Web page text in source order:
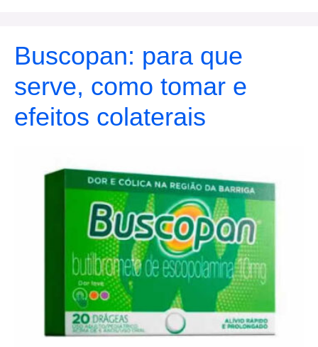
Buscopan: para que
serve, como tomar e
efeitos colaterais